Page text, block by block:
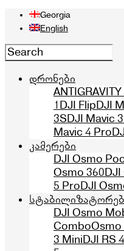
Georgia
English
დრონები
ANTIGRAVITY
1DJI FlipDJI
3SDJI Mavic
Mavic 4 Pro
კამერები
DJI Osmo
Osmo 360
5 ProDJI
DJI Osmo
ComboOsmo
3 MiniDJI RS